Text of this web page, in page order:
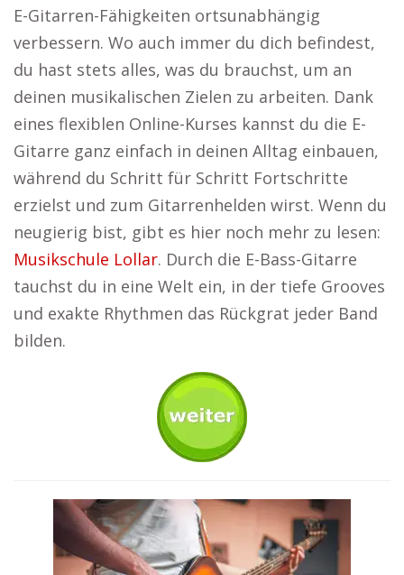
E-Gitarren-Fähigkeiten ortsunabhängig
verbessern. Wo auch immer du dich befindest,
du hast stets alles, was du brauchst, um an
deinen musikalischen Zielen zu arbeiten. Dank
eines flexiblen Online-Kurses kannst du die E-
Gitarre ganz einfach in deinen Alltag einbauen,
während du Schritt für Schritt Fortschritte
erzielst und zum Gitarrenhelden wirst. Wenn du
neugierig bist, gibt es hier noch mehr zu lesen:
Musikschule Lollar. Durch die E-Bass-Gitarre
tauchst du in eine Welt ein, in der tiefe Grooves
und exakte Rhythmen das Rückgrat jeder Band
bilden.